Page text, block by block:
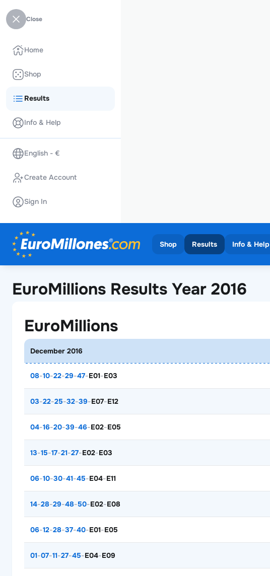
Close
Home
Shop
Results
Info & Help
English - €
Create Account
Sign In
Shop Results Info & Help
EuroMillions Results Year 2016
EuroMillions
December 2016
08-10-22-29-47-E01-E03
03-22-25-32-39-E07-E12
04-16-20-39-46-E02-E05
13-15-17-21-27-E02-E03
06-10-30-41-45-E04-E11
14-28-29-48-50-E02-E08
06-12-28-37-40-E01-E05
01-07-11-27-45-E04-E09